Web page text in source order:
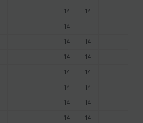
14 14
14
14 14
14 14
14 14
14 14
14 14
14 14